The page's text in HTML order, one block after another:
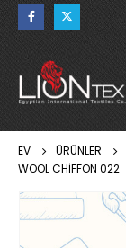
EV ÜRÜNLER
WOOL CHIFFON 022